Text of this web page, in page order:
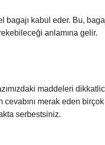
kabul eder. Bu,
anlamına gelir.
maddeleri
merak eden
serbestsiniz.